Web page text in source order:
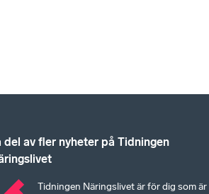
del av fler nyheter på Tidningen
Tidningen Näringslivet är för dig som är